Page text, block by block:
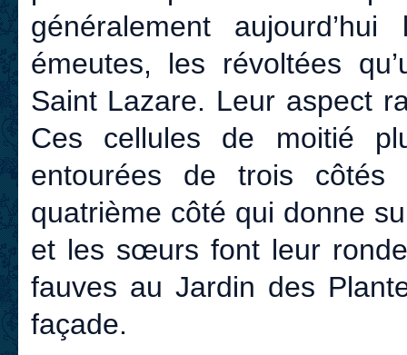
généralement
émeutes, les révoltées
Saint Lazare. Leur aspect
Ces cellules de moitié
entourées de trois
quatrième côté qui donne
et les sœurs font leur
fauves au Jardin des
façade.